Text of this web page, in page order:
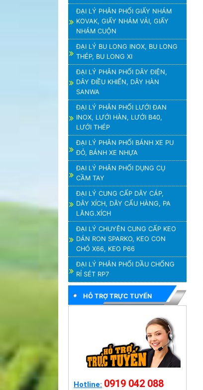
ĐẠI LÝ PHÂN PHỐI GIẤY NHÁM
KOVAK, GIẤY NHÁM VẢI, GIẤY
NHÁM CUỘN
ĐẠI LÝ BU LONG INOX, BU LONG
THÉP, BU LONG XI
ĐẠI LÝ PHÂN PHỐI DÂY ĐIỆN,
DÂY ĐIỀU KHIỂN, DÂY HÀN
SANWA
ĐẠI LÝ PHÂN PHỐI LƯỚI ĐAN
INOX, LƯỚI HÀN, LƯỚI B40,
LƯỚI THÉP
ĐẠI LÝ PHÂN PHỐI BÁNH XE PU
ĐỎ, BÁNH XE NHỰA
ĐẠI LÝ PHÂN PHỐI DỤNG CỤ
CẦM TAY
ĐẠI LÝ CUNG CẤP DÂY CÁP,
DÂY XÍCH, DÂY CẨU HÀNG, PA
LĂNG.XÍCH
ĐẠI LÝ CHUYÊN CUNG CẤP KEO
DÁN RON SPARKO, KEO CON
CHÓ X66, KEO P66
ĐẠI LÝ PHÂN PHỐI DẦU CHỐNG
RỈ SÉT RP7
HỖ TRỢ TRỰC TUYẾN
Hotline: 0919 042 088